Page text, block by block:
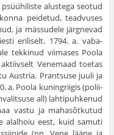
alustega seotud
peidetud, teadvuses
ja mässudele järgnevad
eriliselt. 1794. a. vaba­
tekkinud vii­mases Poola
Venemaad toetas
Austria. Prantsuse juuli ja
a. Poola kuningriigis (polii­
all) lahtipuhkenud
vastu ja mahasõtkutud
alalhoiu eest, kuid samuti